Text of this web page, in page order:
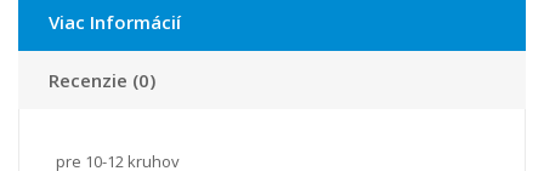
Viac Informácií
Recenzie (0)
pre 10-12 kruhov